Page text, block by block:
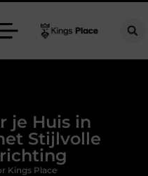
interieuradvies Zwolle
je Huis in
Stijlvolle
Kings Place